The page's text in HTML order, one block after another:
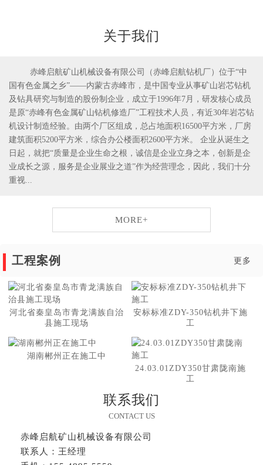
2
关于我们
赤峰启航矿山机械设备有限公司（赤峰启航钻机厂）位于“中
国有色金属之乡”——内蒙古赤峰市，是中国专业从事矿山岩芯钻机
及钻具研究与制造的股份制企业，成立于1996年7月，研发核心成员
是原“赤峰有色金属矿山钻机修造厂”工程技术人员，有近30年岩芯钻
机设计制造经验。由两个厂区组成，总占地面积16500平方米，厂房
建筑面积5200平方米，综合办公楼面积2600平方米。 企业从诞生之
日起，就把“质量是企业生命之根，诚信是企业立身之本，创新是企
业成长之源，服务是企业展业之道”作为经营理念，因此，我们十分
重视...
MORE+
工程案例 更多
河北省秦皇岛市青龙满族自治
县施工现场
安标标准ZDY-350钻机井下施
工
湖南郴州正在施工中
24.03.01ZDY350甘肃陇南施
工
联系我们
CONTACT US
赤峰启航矿山机械设备有限公司
联系人：王经理